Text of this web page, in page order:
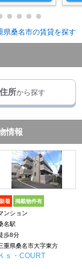
県桑名市の賃貸を探す
住所から探す
情報
新着 掲載物件有
ンション
名駅
歩8分
重県桑名市大字東方
ｓ・COURT